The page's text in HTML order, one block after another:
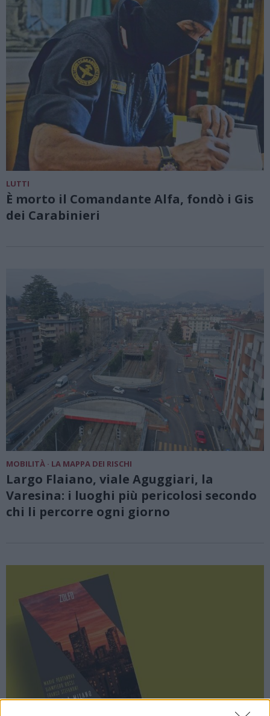
LUTTI
È morto il Comandante Alfa, fondò i Gis
dei Carabinieri
MOBILITÀ · LA MAPPA DEI RISCHI
Largo Flaiano, viale Aguggiari, la
Varesina: i luoghi più pericolosi secondo
chi li percorre ogni giorno